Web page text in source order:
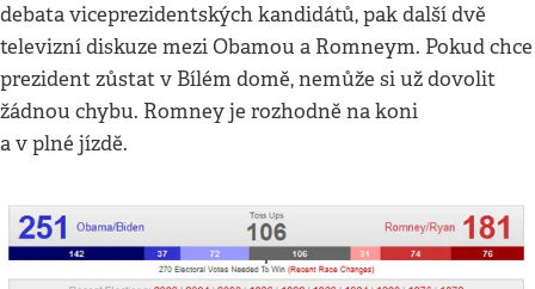
debata viceprezidentských kandidátů, pak další dvě
televizní diskuze mezi Obamou a Romneym. Pokud chce
prezident zůstat v Bílém domě, nemůže si už dovolit
žádnou chybu. Romney je rozhodně na koni
a v plné jízdě.